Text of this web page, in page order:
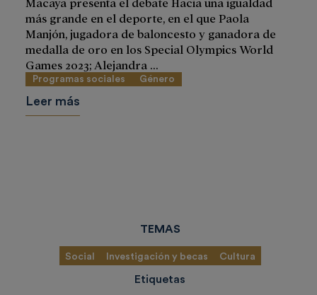
más grande en el deporte, en el que Paola
Manjón, jugadora de baloncesto y ganadora de
medalla de oro en los Special Olympics World
Games 2023; Alejandra ...
Programas sociales Género
Leer más
TEMAS
Social Investigación y becas Cultura
Etiquetas